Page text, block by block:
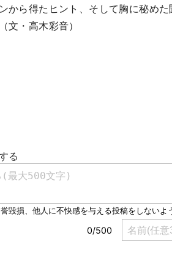
から得たヒント、そして胸に秘め
文・高木彩音）